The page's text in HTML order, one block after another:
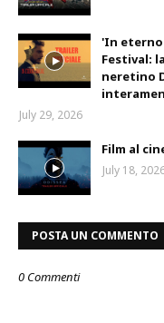
'In eterno
Festival:
neretino
July 29, 2026
Film al
July 18,
POSTA UN COMMENTO
0 Commenti